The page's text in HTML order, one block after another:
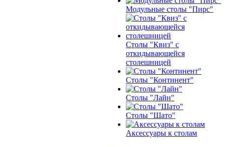
Модульные столы "Пирс"
Столы "Квиз" с
откидывающейся
столешницей
Столы "Континент"
Столы "Лайн"
Столы "Шато"
Аксессуары к столам